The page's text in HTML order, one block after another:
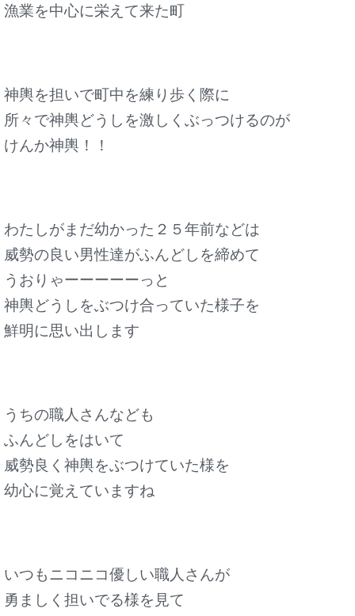
漁業を中心に栄えて来た町
神輿を担いで町中を練り歩く際に
所々で神輿どうしを激しくぶっつけるのが
けんか神輿！！
わたしがまだ幼かった２５年前などは
威勢の良い男性達がふんどしを締めて
うおりゃーーーーーっと
神輿どうしをぶつけ合っていた様子を
鮮明に思い出します
うちの職人さんなども
ふんどしをはいて
威勢良く神輿をぶつけていた様を
幼心に覚えていますね
いつもニコニコ優しい職人さんが
勇ましく担いでる様を見て